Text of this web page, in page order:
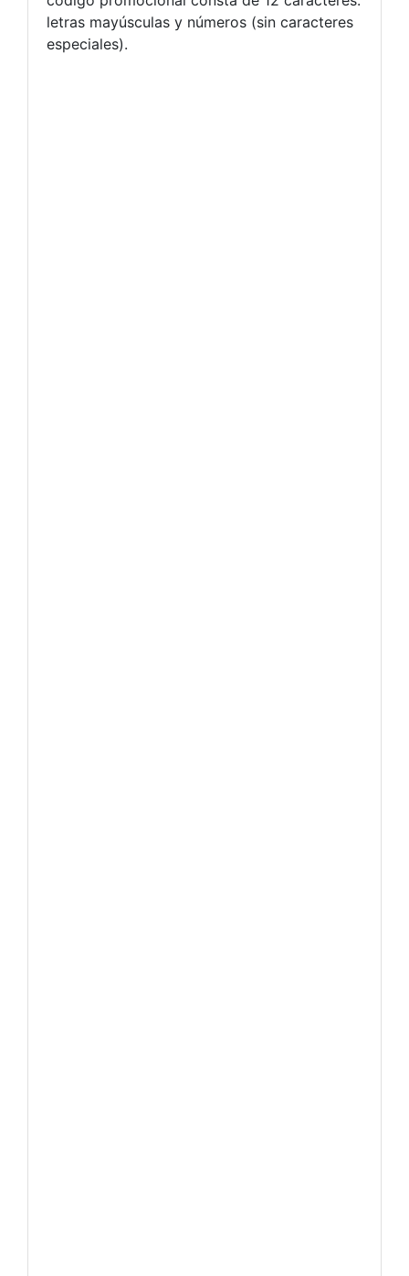
letras mayúsculas y números (sin caracteres
especiales).